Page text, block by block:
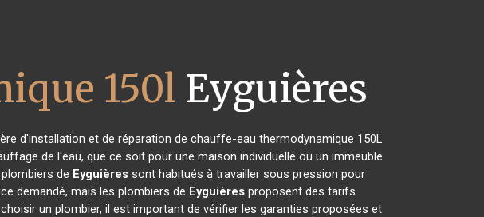
150l Eyguières
d'installation et de réparation de chauffe-eau thermodynamique 150L
de l'eau, que ce soit pour une maison individuelle ou un immeuble
de Eyguières sont habitués à travailler sous pression pour
demandé, mais les plombiers de Eyguières proposent des tarifs
un plombier, il est important de vérifier les garanties proposées et